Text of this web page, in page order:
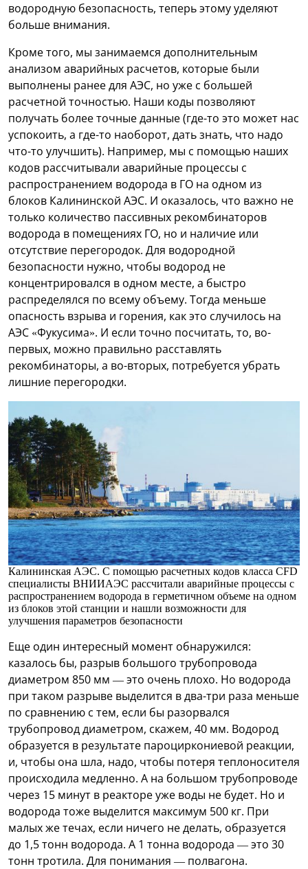
водородную безопасность, теперь этому уделяют
больше внимания.
Кроме того, мы занимаемся дополнительным
анализом аварийных расчетов, которые были
выполнены ранее для АЭС, но уже с большей
расчетной точностью. Наши коды позволяют
получать более точные данные (где-то это может нас
успокоить, а где-то наоборот, дать знать, что надо
что-то улучшить). Например, мы с помощью наших
кодов рассчитывали аварийные процессы с
распространением водорода в ГО на одном из
блоков Калининской АЭС. И оказалось, что важно не
только количество пассивных рекомбинаторов
водорода в помещениях ГО, но и наличие или
отсутствие перегородок. Для водородной
безопасности нужно, чтобы водород не
концентрировался в одном месте, а быстро
распределялся по всему объему. Тогда меньше
опасность взрыва и горения, как это случилось на
АЭС «Фукусима». И если точно посчитать, то, во-
первых, можно правильно расставлять
рекомбинаторы, а во-вторых, потребуется убрать
лишние перегородки.
Калининская АЭС. С помощью расчетных кодов класса CFD
специалисты ВНИИАЭС рассчитали аварийные процессы с
распространением водорода в герметичном объеме на одном
из блоков этой станции и нашли возможности для
улучшения параметров безопасности
Еще один интересный момент обнаружился:
казалось бы, разрыв большого трубопровода
диаметром 850 мм — это очень плохо. Но водорода
при таком разрыве выделится в два-три раза меньше
по сравнению с тем, если бы разорвался
трубопровод диаметром, скажем, 40 мм. Водород
образуется в результате пароциркониевой реакции,
и, чтобы она шла, надо, чтобы потеря теплоносителя
происходила медленно. А на большом трубопроводе
через 15 минут в реакторе уже воды не будет. Но и
водорода тоже выделится максимум 500 кг. При
малых же течах, если ничего не делать, образуется
до 1,5 тонн водорода. А 1 тонна водорода — это 30
тонн тротила. Для понимания — полвагона.